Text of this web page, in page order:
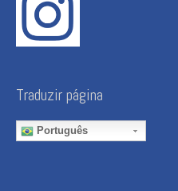
Traduzir página
Português